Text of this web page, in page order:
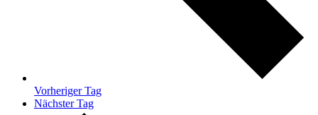
Vorheriger Tag
Nächster Tag